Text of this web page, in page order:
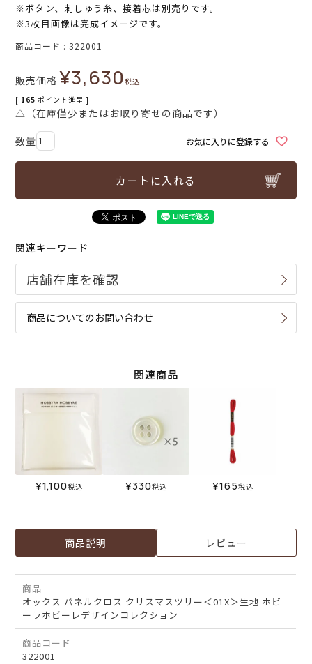
※ボタン、刺しゅう糸、接着芯は別売りです。
※3枚目画像は完成イメージです。
商品コード 322001
販売価格 ¥3,630税込
[ 165 ポイント進呈 ]
△（在庫僅少またはお取り寄せの商品です）
お気に入りに登録する
カートに入れる
関連キーワード
商品についてのお問い合わせ
関連商品
¥1,100税込 ¥330税込 ¥165税込
商品説明 レビュー
商品
オックス パネルクロス クリスマスツリー＜01X＞生地 ホビ
ーラホビーレデザインコレクション
商品コード
322001